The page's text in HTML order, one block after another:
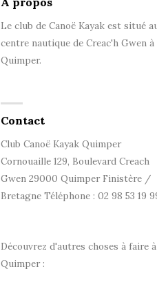
Le club de Canoë Kayak est situé
centre nautique de Creac'h Gwen à
Quimper.
Contact
Club Canoë Kayak Quimper
Cornouaille 129, Boulevard Creach
Gwen 29000 Quimper Finistère /
Bretagne Téléphone : 02 98 53 19
Découvrez d'autres choses à faire à
Quimper :